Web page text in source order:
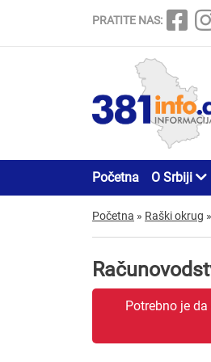
PRATITE NAS:
Početna O Srbiji
Početna » Raški okrug »
Potrebno je